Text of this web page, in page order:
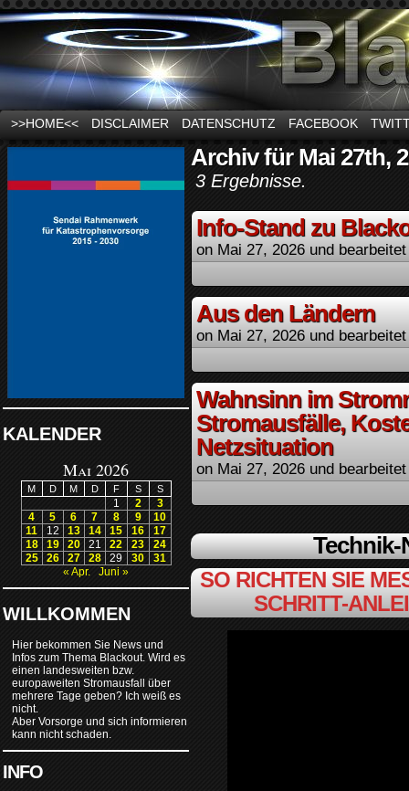
News und Infos zum Thema Stromausfall
>>HOME<< DISCLAIMER DATENSCHUTZ FACEBOOK
KALENDER
Mai 2026
M D M D F S S
1 2
3
4
5 6 7 8 9
10
11
12 13 14 15 16
17
18
19 20 21 22 23
24
25
26 27 28 29 30
31
« Apr.
Juni »
WILLKOMMEN
Hier bekommen Sie News und
Infos zum Thema Blackout. Wird es
einen landesweiten bzw.
europaweiten Stromausfall über
mehrere Tage geben? Ich weiß es
nicht.
Aber Vorsorge und sich informieren
kann nicht schaden.
INFO
Archiv für Mai 27th,
3 Ergebnisse.
Info-Stand zu
on Mai 27, 2026 und
Aus den Ländern
on Mai 27, 2026 und
Wahnsinn im
Stromausfälle,
Netzsituation
on Mai 27, 2026 und
SO RICHTEN SIE
SCHRITT-